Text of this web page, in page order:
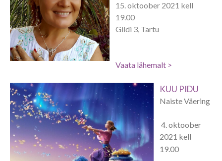
15. oktoober 2021 kell
19.00
Gildi 3, Tartu
Vaata lähemalt >
KUU PIDU
Naiste Väering
4. oktoober
2021 kell
19.00